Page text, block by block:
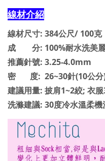
線材介紹
線材尺寸: 384公尺/ 100克
成 分: 100%耐水洗美
推薦針號: 3.25-4.0mm
密 度: 26~30針(10公分
建議用量: 披肩1~2絞; 衣
洗滌建議: 30度冷水溫柔